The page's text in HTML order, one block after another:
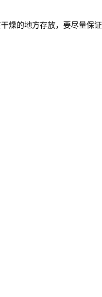
燥的地方存放，要尽量保证